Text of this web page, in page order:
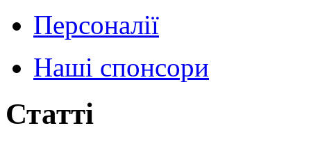
Персоналії
Наші спонсори
Статті